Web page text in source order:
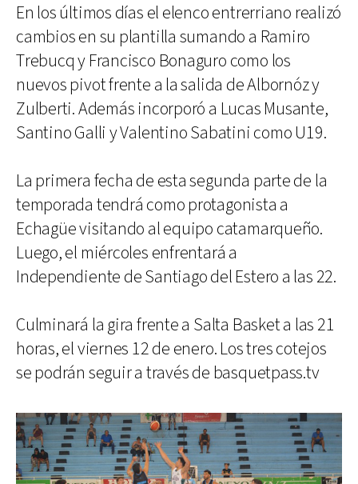
En los últimos días el elenco entrerriano realizó
cambios en su plantilla sumando a Ramiro
Trebucq y Francisco Bonaguro como los
nuevos pivot frente a la salida de Albornóz y
Zulberti. Además incorporó a Lucas Musante,
Santino Galli y Valentino Sabatini como U19.
La primera fecha de esta segunda parte de la
temporada tendrá como protagonista a
Echagüe visitando al equipo catamarqueño.
Luego, el miércoles enfrentará a
Independiente de Santiago del Estero a las 22.
Culminará la gira frente a Salta Basket a las 21
horas, el viernes 12 de enero. Los tres cotejos
se podrán seguir a través de basquetpass.tv